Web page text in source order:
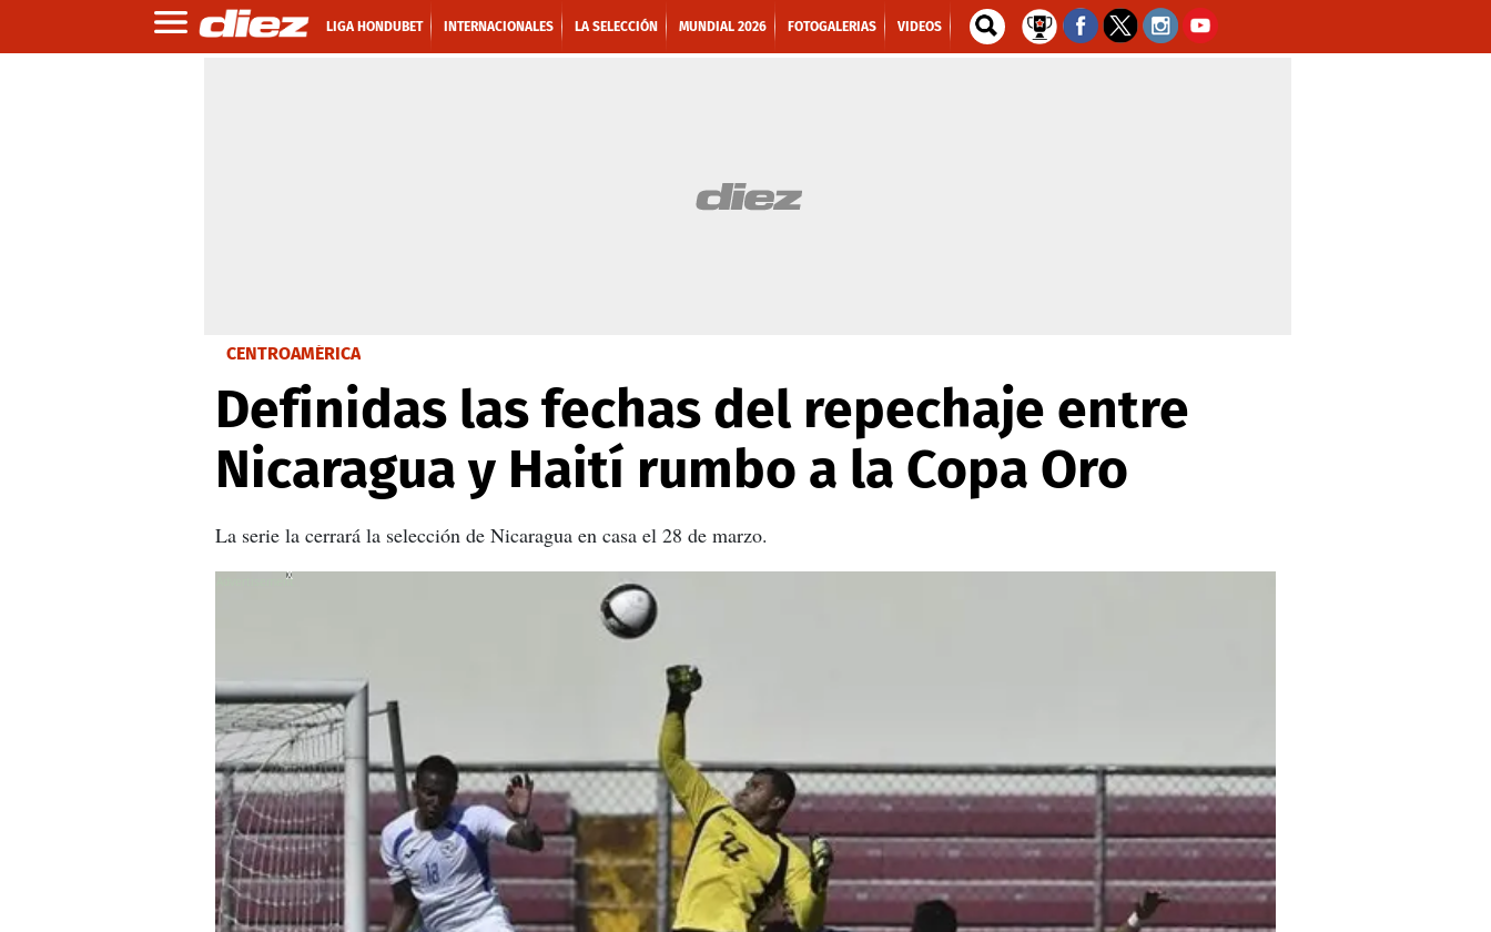
LIGA HONDUBET INTERNACIONALES LA SELECCIÓN MUNDIAL 2026 FOTOGALERIAS VIDEOS
CENTROAMÉRICA
Definidas las fechas del repechaje entre
Nicaragua y Haití rumbo a la Copa Oro
La serie la cerrará la selección de Nicaragua en casa el 28 de marzo.
X